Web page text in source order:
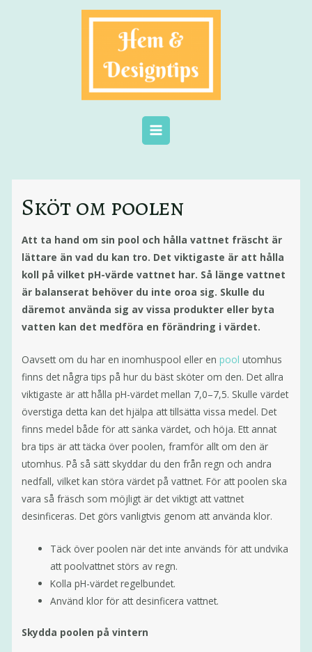
Sköt om poolen
Att ta hand om sin pool och hålla vattnet fräscht är
lättare än vad du kan tro. Det viktigaste är att hålla
koll på vilket pH-värde vattnet har. Så länge vattnet
är balanserat behöver du inte oroa sig. Skulle du
däremot använda sig av vissa produkter eller byta
vatten kan det medföra en förändring i värdet.
Oavsett om du har en inomhuspool eller enpool utomhus
finns det några tips på hur du bäst sköter om den. Det allra
viktigaste är att hålla pH-värdet mellan 7,0–7,5. Skulle värdet
överstiga detta kan det hjälpa att tillsätta vissa medel. Det
finns medel både för att sänka värdet, och höja. Ett annat
bra tips är att täcka över poolen, framför allt om den är
utomhus. På så sätt skyddar du den från regn och andra
nedfall, vilket kan störa värdet på vattnet. För att poolen ska
vara så fräsch som möjligt är det viktigt att vattnet
desinficeras. Det görs vanligtvis genom att använda klor.
Täck över poolen när det inte används för att undvika
att poolvattnet störs av regn.
Kolla pH-värdet regelbundet.
Använd klor för att desinficera vattnet.
Skydda poolen på vintern